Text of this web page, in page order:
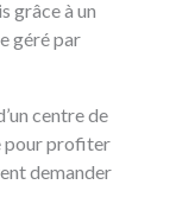
grâce à un
géré par
centre de
pour profiter
demander